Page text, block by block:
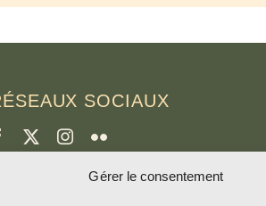
Gérer le consentement
SOCIAUX